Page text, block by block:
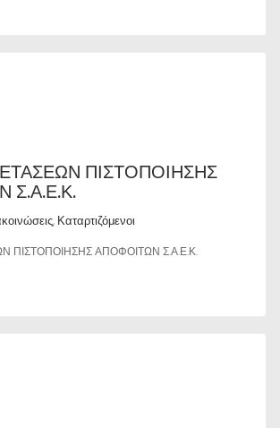
ΠΙΣΤΟΠΟΙΗΣΗΣ
Σ.Α.Ε.Κ.
, Καταρτιζόμενοι
ΠΙΣΤΟΠΟΙΗΣΗΣ ΑΠΟΦΟΙΤΩΝ Σ.Α.Ε.Κ.